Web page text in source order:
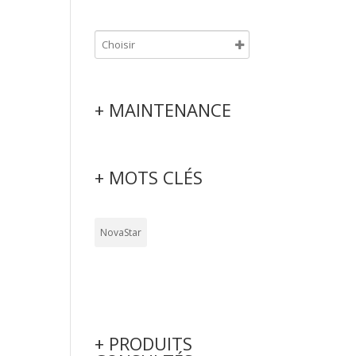
+ MAINTENANCE
+ MOTS CLÉS
NovaStar
+ PRODUITS